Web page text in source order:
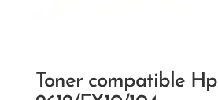
Toner compatible Hp